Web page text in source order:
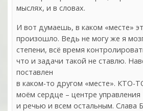
мыслях, и в словах.
И вот думаешь, в каком «месте»
произошло. Ведь не могу же я
степени, всё время
что и задачи такой не ставлю.
поставлен
в каком-то другом «месте». КТО-
моём сердце – центре управления
и речью и всем остальным. Слава